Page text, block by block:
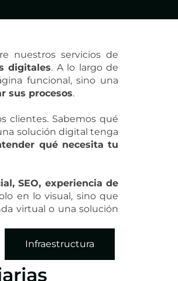
nuestros servicios de
digitales. A lo largo de
funcional, sino una
sus procesos.
clientes. Sabemos qué
solución digital tenga
qué necesita tu
SEO, experiencia de
en lo visual, sino que
virtual o una solución
Infraestructura